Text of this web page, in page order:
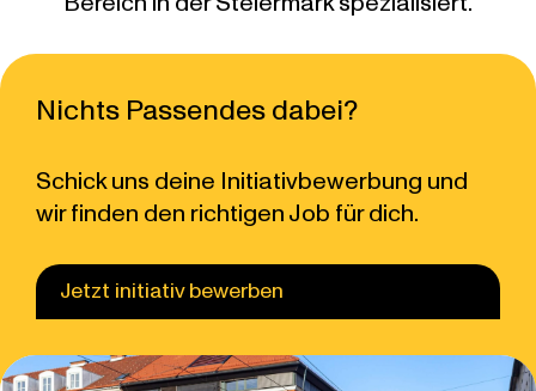
Nichts Passendes dabei?
Schick uns deine Initiativbewerbung und
wir finden den richtigen Job für dich.
Jetzt initiativ bewerben